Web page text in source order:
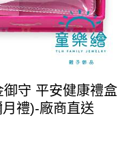
御守 平安健康禮盒
禮)-廠商直送